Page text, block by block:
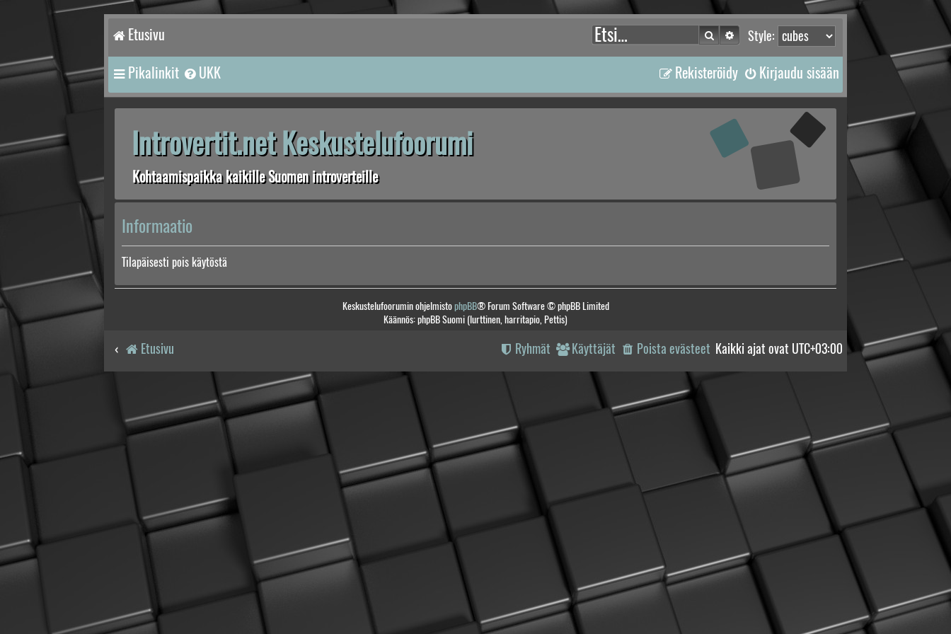
Etusivu Style:
Etsi Tarkennettu haku
Pikalinkit UKK Kirjaudu sisään
Rekisteröidy
Introvertit.net Keskustelufoorumi
Kohtaamispaikka kaikille Suomen introverteille
Informaatio
Tilapäisesti pois käytöstä
Keskustelufoorumin ohjelmistophpBB® Forum Software © phpBB Limited
Käännös: phpBB Suomi (lurttinen, harritapio, Pettis)
Etusivu Kaikki ajat ovat UTC+03:00
Poista evästeet
Käyttäjät
Ryhmät